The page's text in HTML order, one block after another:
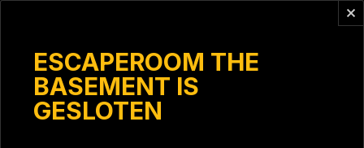
ESCAPEROOM THE
BASEMENT IS
GESLOTEN